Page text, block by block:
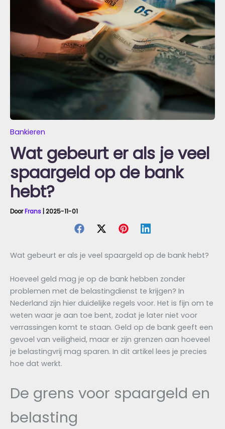
Bankieren
Wat gebeurt er als je veel
spaargeld op de bank
hebt?
DoorFrans 2025-11-01
Wat gebeurt er als je veel spaargeld op de bank hebt?
Hoeveel geld mag je op de bank hebben zonder
problemen met de belastingdienst te krijgen? In
Nederland zijn hier duidelijke regels voor. Het is fijn om te
weten waar je aan toe bent, zodat je later niet voor
verrassingen komt te staan. Geld op de bank geeft een
gevoel van veiligheid, maar er zijn grenzen aan hoeveel
je belastingvrij mag sparen. In dit artikel lees je precies
hoe dat werkt.
De grens voor spaargeld en
belasting